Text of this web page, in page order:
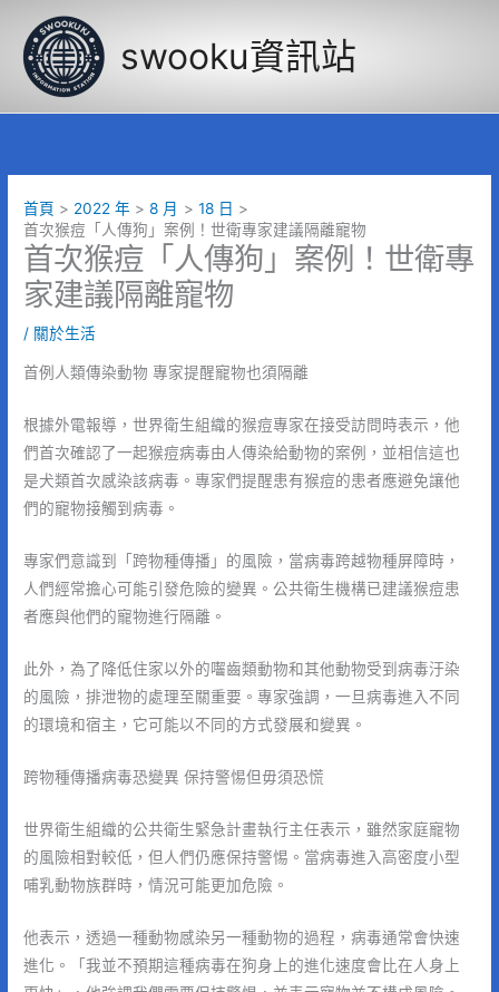
swooku資訊站
首頁 2022 年 8 月
18 日
首次猴痘「人傳狗」案例！世衛專家建議隔離寵物
首次猴痘「人傳狗」案例！世衛專
家建議隔離寵物
/ 關於生活
首例人類傳染動物 專家提醒寵物也須隔離
根據外電報導，世界衛生組織的猴痘專家在接受訪問時表示，他
們首次確認了一起猴痘病毒由人傳染給動物的案例，並相信這也
是犬類首次感染該病毒。專家們提醒患有猴痘的患者應避免讓他
們的寵物接觸到病毒。
專家們意識到「跨物種傳播」的風險，當病毒跨越物種屏障時，
人們經常擔心可能引發危險的變異。公共衛生機構已建議猴痘患
者應與他們的寵物進行隔離。
此外，為了降低住家以外的囓齒類動物和其他動物受到病毒汙染
的風險，排泄物的處理至關重要。專家強調，一旦病毒進入不同
的環境和宿主，它可能以不同的方式發展和變異。
跨物種傳播病毒恐變異 保持警惕但毋須恐慌
世界衛生組織的公共衛生緊急計畫執行主任表示，雖然家庭寵物
的風險相對較低，但人們仍應保持警惕。當病毒進入高密度小型
哺乳動物族群時，情況可能更加危險。
他表示，透過一種動物感染另一種動物的過程，病毒通常會快速
進化。「我並不預期這種病毒在狗身上的進化速度會比在人身上